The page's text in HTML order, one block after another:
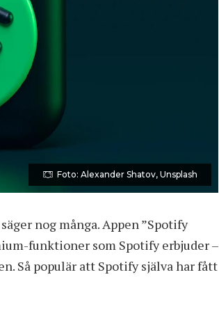
Foto: Alexander Shatov, Unsplash
nog många. Appen ”Spotify
funktioner som Spotifyerbjuder –
Så populär att Spotify själva har fått